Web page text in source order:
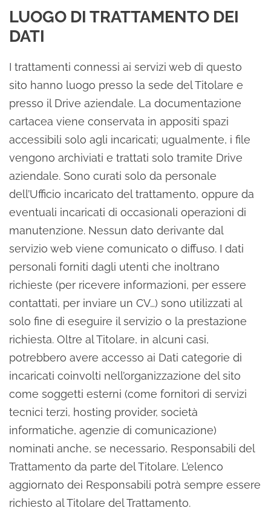
LUOGO DI TRATTAMENTO DEI
DATI
I trattamenti connessi ai servizi web di questo
sito hanno luogo presso la sede del Titolare e
presso il Drive aziendale. La documentazione
cartacea viene conservata in appositi spazi
accessibili solo agli incaricati; ugualmente, i file
vengono archiviati e trattati solo tramite Drive
aziendale. Sono curati solo da personale
dell’Ufficio incaricato del trattamento, oppure da
eventuali incaricati di occasionali operazioni di
manutenzione. Nessun dato derivante dal
servizio web viene comunicato o diffuso. I dati
personali forniti dagli utenti che inoltrano
richieste (per ricevere informazioni, per essere
contattati, per inviare un CV…) sono utilizzati al
solo fine di eseguire il servizio o la prestazione
richiesta. Oltre al Titolare, in alcuni casi,
potrebbero avere accesso ai Dati categorie di
incaricati coinvolti nell’organizzazione del sito
come soggetti esterni (come fornitori di servizi
tecnici terzi, hosting provider, società
informatiche, agenzie di comunicazione)
nominati anche, se necessario, Responsabili del
Trattamento da parte del Titolare. L’elenco
aggiornato dei Responsabili potrà sempre essere
richiesto al Titolare del Trattamento.